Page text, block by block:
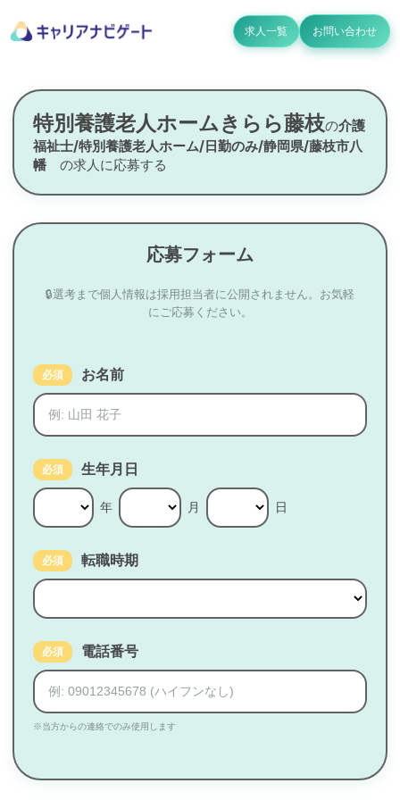
求人一覧 お問い合わせ
特別養護老人ホームきらら藤枝の介護
福祉士/特別養護老人ホーム/日勤のみ/静岡県/藤枝市八
幡 の求人に応募する
応募フォーム
🔒選考まで個人情報は採用担当者に公開されません。お気軽
にご応募ください。
必須 お名前
必須 生年月日
年 月 日
必須 転職時期
必須 電話番号
※当方からの連絡でのみ使用します